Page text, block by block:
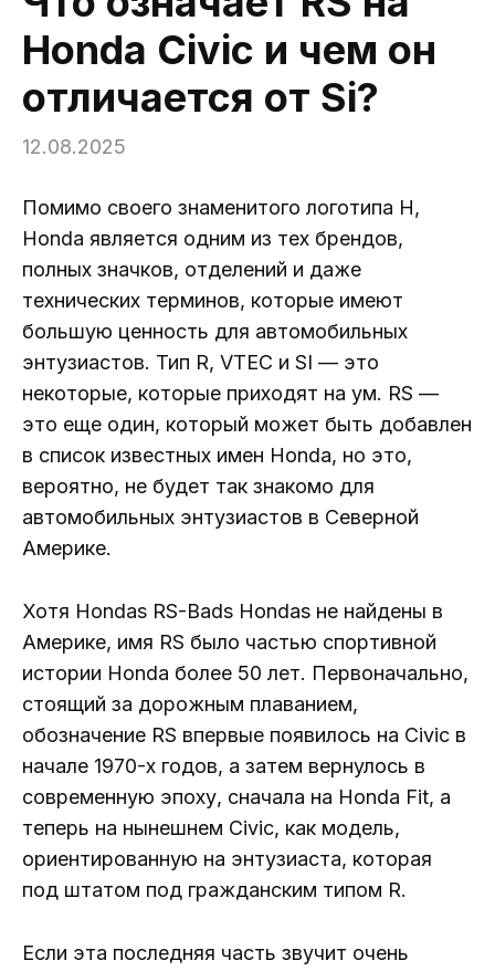
Honda Civic и чем он
отличается от Si?
12.08.2025
Помимо своего знаменитого логотипа H,
Honda является одним из тех брендов,
полных значков, отделений и даже
технических терминов, которые имеют
большую ценность для автомобильных
энтузиастов. Тип R, VTEC и SI — это
некоторые, которые приходят на ум. RS —
это еще один, который может быть добавлен
в список известных имен Honda, но это,
вероятно, не будет так знакомо для
автомобильных энтузиастов в Северной
Америке.
Хотя Hondas RS-Bads Hondas не найдены в
Америке, имя RS было частью спортивной
истории Honda более 50 лет. Первоначально,
стоящий за дорожным плаванием,
обозначение RS впервые появилось на Civic в
начале 1970-х годов, а затем вернулось в
современную эпоху, сначала на Honda Fit, а
теперь на нынешнем Civic, как модель,
ориентированную на энтузиаста, которая
под штатом под гражданским типом R.
Если эта последняя часть звучит очень